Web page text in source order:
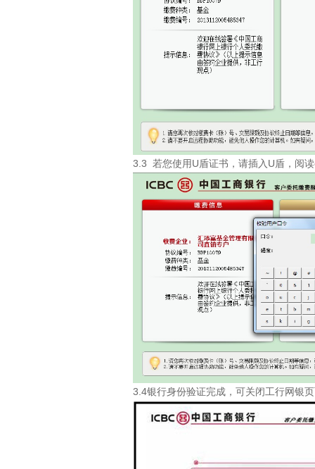
3.3 若您使用U盾证书，请插入U盾，阅
3.4银行身份验证完成，可关闭工行网银